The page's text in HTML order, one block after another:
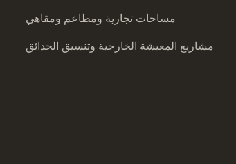
مساحات تجارية ومطاعم ومقاهي
مشاريع المعيشة الخارجية وتنسيق الحدائق